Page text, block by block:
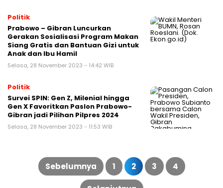
Politik
Prabowo – Gibran Luncurkan
Gerakan Sosialisasi Program Makan
Siang Gratis dan Bantuan Gizi untuk
Anak dan Ibu Hamil
Selasa, 28 November 2023 - 14:42 WIB
Politik
Survei SPIN: Gen Z, Milenial hingga
Gen X Favoritkan Paslon Prabowo-
Gibran jadi Pilihan Pilpres 2024
Selasa, 28 November 2023 - 11:53 WIB
Paginasi
Sebelumnya 1 2 3 4